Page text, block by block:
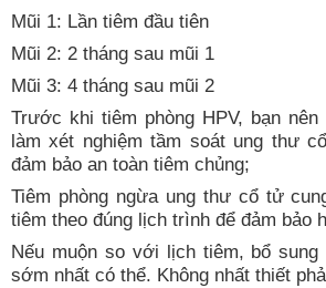
Mũi 1: Lần tiêm đầu tiên
Mũi 2: 2 tháng sau mũi 1
Mũi 3: 4 tháng sau mũi 2
Trước khi tiêm phòng HPV, bạn
làm xét nghiệm tầm soát ung thư
đảm bảo an toàn tiêm chủng;
Tiêm phòng ngừa ung thư cổ tử
tiêm theo đúng lịch trình để đảm bảo
Nếu muộn so với lịch tiêm, bổ sung
sớm nhất có thể. Không nhất thiết